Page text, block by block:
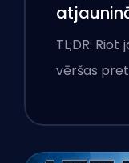
karogus
TL;DR:
vēršas